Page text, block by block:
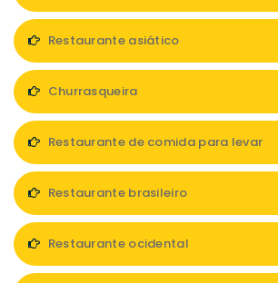
Restaurante asiático
Churrasqueira
Restaurante de comida para levar
Restaurante brasileiro
Restaurante ocidental